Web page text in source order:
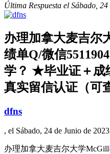
Última Respuesta el Sábado,
办理加拿大麦吉尔
绩单Q/微信
学？ ★毕业证＋成
真实留信认证（可
dfns
, el Sábado, 24 de Junio de
办理加拿大麦吉尔大学